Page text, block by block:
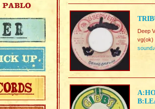
Deep
vg(ok)
sound♪